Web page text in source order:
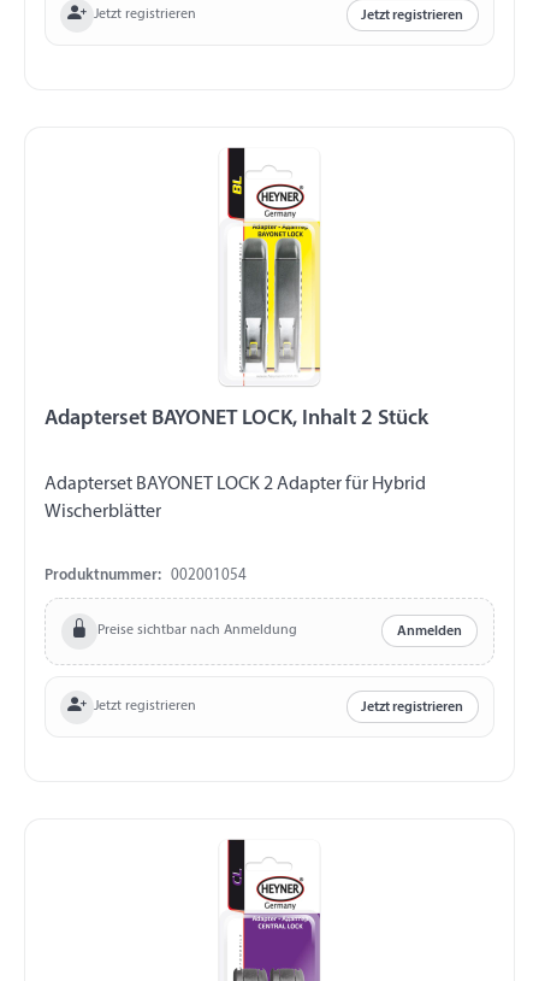
Jetzt registrieren Jetzt registrieren
Adapterset BAYONET LOCK, Inhalt 2 Stück
Adapterset BAYONET LOCK 2 Adapter für Hybrid
Wischerblätter
Produktnummer: 002001054
Preise sichtbar nach Anmeldung Anmelden
Jetzt registrieren Jetzt registrieren